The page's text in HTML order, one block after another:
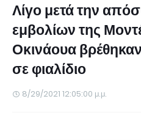
Λίγο μετά την
εμβολίων της
Οκινάουα
σε φιαλίδιο
8/29/2021 12:05:00 μ.μ.